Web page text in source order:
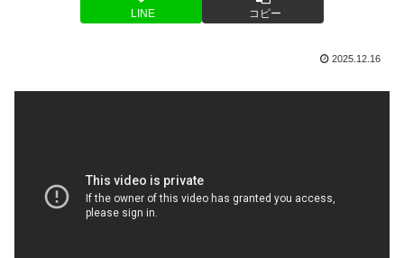
LINE コピー
2025.12.16